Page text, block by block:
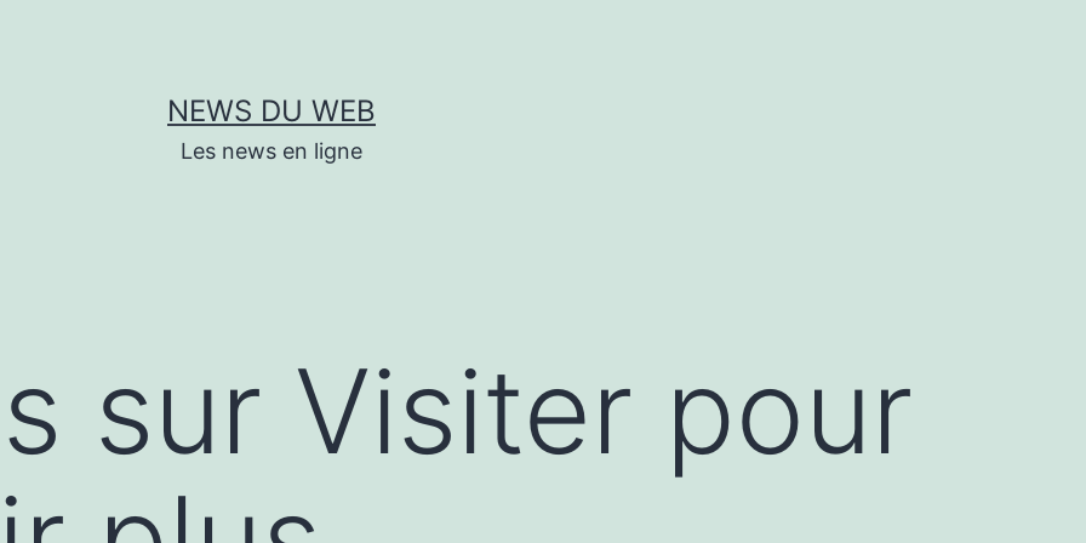
NEWS DU WEB
Les news en ligne
sur Visiter pour